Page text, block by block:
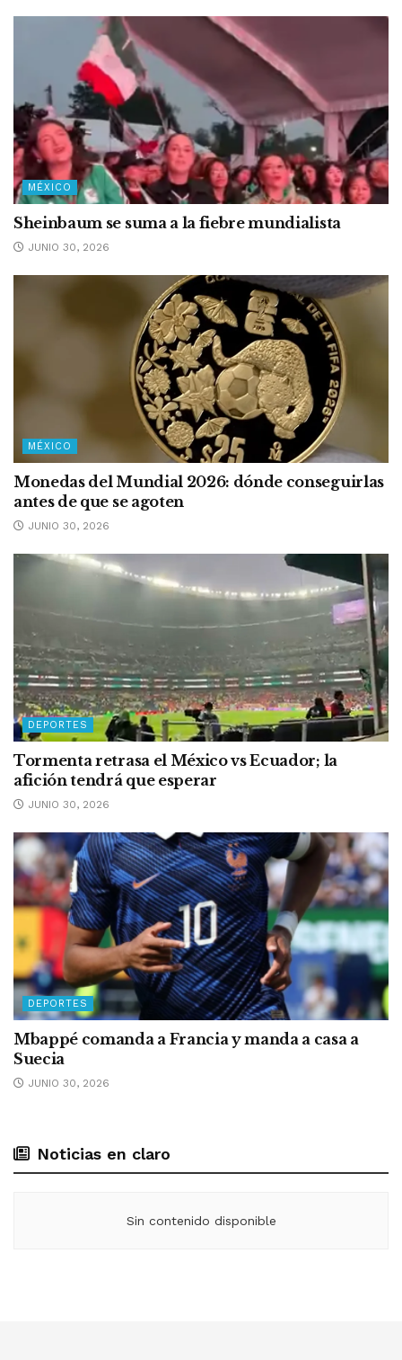
MÉXICO
Sheinbaum se suma a la fiebre mundialista
JUNIO 30, 2026
MÉXICO
Monedas del Mundial 2026: dónde conseguirlas
antes de que se agoten
JUNIO 30, 2026
DEPORTES
Tormenta retrasa el México vs Ecuador; la
afición tendrá que esperar
JUNIO 30, 2026
DEPORTES
Mbappé comanda a Francia y manda a casa a
Suecia
JUNIO 30, 2026
Noticias en claro
Sin contenido disponible